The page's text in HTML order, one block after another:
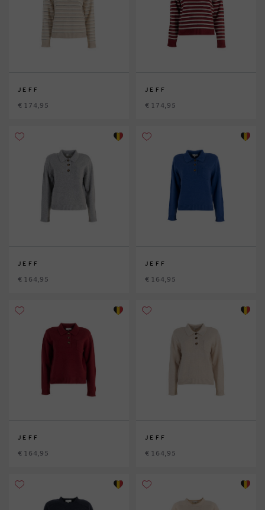
JEFF
€ 174,95
JEFF
€ 174,95
JEFF
€ 164,95
JEFF
€ 164,95
JEFF
€ 164,95
JEFF
€ 164,95